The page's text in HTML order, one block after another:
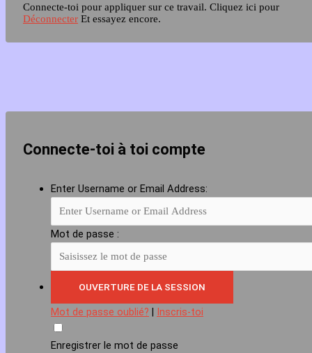
Connecte-toi pour appliquer sur ce travail. Cliquez ici pour
Déconnecter Et essayez encore.
Connecte-toi à toi compte
Enter Username or Email Address:
Mot de passe :
Mot de passe oublié? | Inscris-toi
Enregistrer le mot de passe